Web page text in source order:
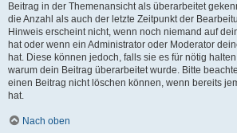
Beitrag in der Themenansicht als überarbeitet
die Anzahl als auch der letzte Zeitpunkt der
Hinweis erscheint nicht, wenn noch niemand auf
hat oder wenn ein Administrator oder Moderator
hat. Diese können jedoch, falls sie es für nötig
warum dein Beitrag überarbeitet wurde. Bitte
einen Beitrag nicht löschen können, wenn bereits
hat.
Nach oben